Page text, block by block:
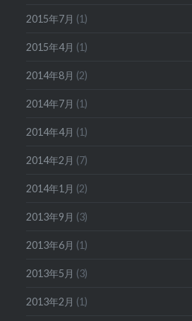
2015年7月 (1)
2015年4月 (1)
2014年8月 (2)
2014年7月 (1)
2014年4月 (1)
2014年2月 (7)
2014年1月 (2)
2013年9月 (3)
2013年6月 (1)
2013年5月 (3)
2013年2月 (1)